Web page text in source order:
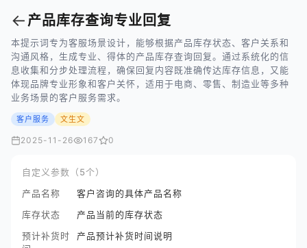
← 产品库存查询专业回复
本提示词专为客服场景设计，能够根据产品库存状态、客户关系和
沟通风格，生成专业、得体的产品库存查询回复。通过系统化的信
息收集和分步处理流程，确保回复内容既准确传达库存信息，又能
体现品牌专业形象和客户关怀，适用于电商、零售、制造业等多种
业务场景的客户服务需求。
客户服务 文生文
2025-11-26 167 0
自定义参数（5个）
产品名称
客户咨询的具体产品名称
库存状态
产品当前的库存状态
预计补货时
产品预计补货时间说明